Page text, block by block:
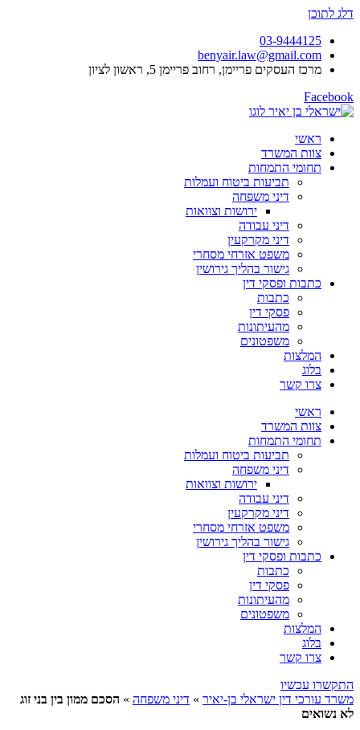
דלג לתוכן
03-9444125
benyair.law@gmail.com
מרכז העסקים פריימן, רחוב פריימן 5, ראשון לציון
Facebook
ראשי
צוות המשרד
תחומי התמחות
תביעות ביטוח ועמלות
דיני משפחה
ירושות וצוואות
דיני עבודה
דיני מקרקעין
משפט אזרחי מסחרי
גישור בהליך גירושין
כתבות ופסקי דין
כתבות
פסקי דין
מהעיתונות
משפטונים
המלצות
בלוג
צרו קשר
ראשי
צוות המשרד
תחומי התמחות
תביעות ביטוח ועמלות
דיני משפחה
ירושות וצוואות
דיני עבודה
דיני מקרקעין
משפט אזרחי מסחרי
גישור בהליך גירושין
כתבות ופסקי דין
כתבות
פסקי דין
מהעיתונות
משפטונים
המלצות
בלוג
צרו קשר
התקשרו עכשיו
משרד עורכי דין ישראלי בן-יאיר » דיני משפחה » הסכם ממון בין בני זוג
לא נשואים